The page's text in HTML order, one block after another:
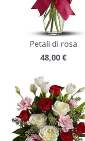
Petali di rosa
48,00€